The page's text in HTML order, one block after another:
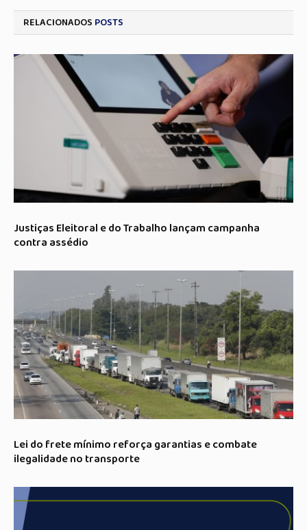
RELACIONADOS POSTS
Justiças Eleitoral e do Trabalho lançam campanha
contra assédio
Lei do frete mínimo reforça garantias e combate
ilegalidade no transporte